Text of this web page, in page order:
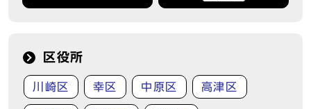
区役所
川崎区 幸区 中原区 高津区